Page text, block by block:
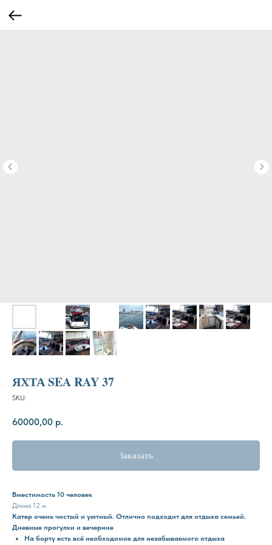
ЯХТА SEA RAY 37
SKU:
60000,00 р.
Заказать
Вместимость 10 человек
Длина 12 м
Катер очень чистый и уютный. Отлично подходит для отдыха семьей.
Дневные прогулки и вечерние
На борту есть всё необходимое для незабываемого отдыха